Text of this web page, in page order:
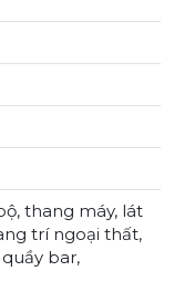
thang máy, lát
trí ngoại thất,
bar,